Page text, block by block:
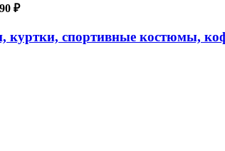
₽
спортивные костюмы,